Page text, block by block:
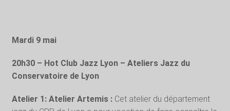
Mardi 9 mai
20h30 – Hot Club Jazz Lyon – Ateliers Jazz du
Conservatoire de Lyon
Atelier 1: Atelier Artemis :Cet atelier du département